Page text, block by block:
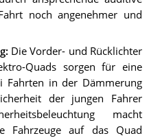
noch angenehmer und
: Die Vorder- und Rücklichter
Quads sorgen für eine
Fahrten in der Dämmerung
der jungen Fahrer
macht
Fahrzeuge auf das Quad